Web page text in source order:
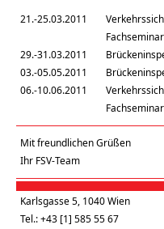
21.-25.03.2011
Fachseminar
29.-31.03.2011
03.-05.05.2011
06.-10.06.2011
Fachseminar
Mit freundlichen Grüßen
Ihr FSV-Team
Karlsgasse 5, 1040 Wien
Tel.: +43 [1] 585 55 67